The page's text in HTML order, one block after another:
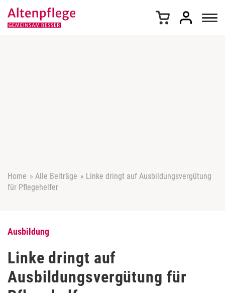
Home » Alle Beiträge » Linke dringt auf Ausbildungsvergütung
für Pflegehelfer
Ausbildung
Linke dringt auf
Ausbildungsvergütung für